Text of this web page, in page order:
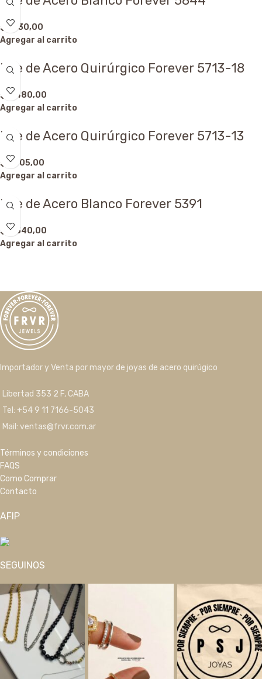
$ 7.130,00
Agregar al carrito
Dije de Acero Quirúrgico Forever 5713-18
$ 2.480,00
Agregar al carrito
Dije de Acero Quirúrgico Forever 5713-13
$ 1.705,00
Agregar al carrito
Dije de Acero Blanco Forever 5391
$ 4.340,00
Agregar al carrito
Importador y Venta por mayor de joyas de acero quirúgico
Libertad 353 2 F, CABA
Tel: +54 9 11 7166-5043
Mail: ventas@frvr.com.ar
Términos y condiciones
FAQS
Como Comprar
Contacto
AFIP
SEGUINOS